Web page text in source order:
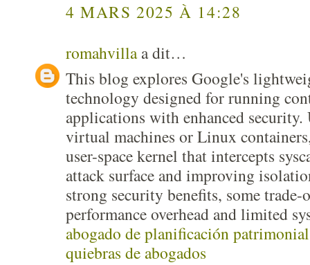
4 MARS 2025 À 14:28
romahvillaa dit…
This blog explores Google's
technology designed for running
applications with enhanced
virtual machines or Linux
user-space kernel that intercepts
attack surface and improving
strong security benefits, some
performance overhead and limited
abogado de planificación
quiebras de abogados